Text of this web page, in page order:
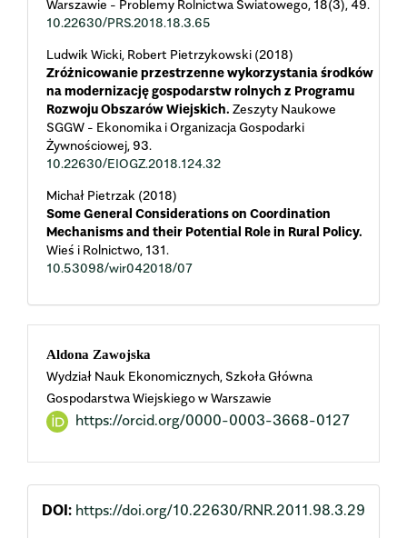
Warszawie - Problemy Rolnictwa Światowego, 18(3),49.
10.22630/PRS.2018.18.3.65
Ludwik Wicki, Robert Pietrzykowski (2018)
Zróżnicowanie przestrzenne wykorzystania środków
na modernizację gospodarstw rolnych z Programu
Rozwoju Obszarów Wiejskich. Zeszyty Naukowe
SGGW - Ekonomika i Organizacja Gospodarki
Żywnościowej, 93.
10.22630/EIOGZ.2018.124.32
Michał Pietrzak (2018)
Some General Considerations on Coordination
Mechanisms and their Potential Role in Rural Policy.
Wieś i Rolnictwo, 131.
10.53098/wir042018/07
Main
Article
Content
Aldona Zawojska
Wydział Nauk Ekonomicznych, Szkoła Główna
Gospodarstwa Wiejskiego w Warszawie
https://orcid.org/0000-0003-3668-0127
DOI: https://doi.org/10.22630/RNR.2011.98.3.29